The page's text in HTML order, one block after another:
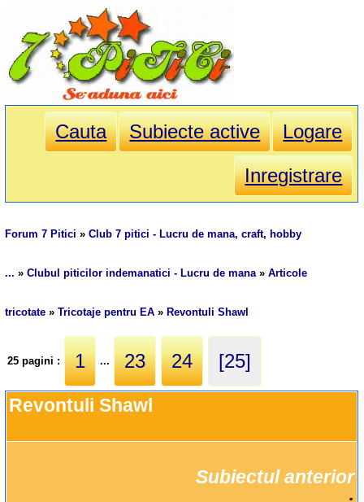
Cauta Subiecte active
Logare
Inregistrare
Forum 7 Pitici »Club 7 pitici - Lucru de mana, craft, hobby
... »Clubul piticilor indemanatici - Lucru de mana»Articole
tricotate »Tricotaje pentru EA » Revontuli Shawl
25 pagini : 1 ... 23 24 [25]
Revontuli Shawl
Subiectul anterior